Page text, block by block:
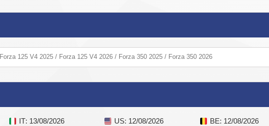
Forza 125 V4 2025 / Forza 125 V4 2026 / Forza 350 2025 / Forza 350 2026
IT: 13/08/2026 US: 12/08/2026 BE: 12/08/2026